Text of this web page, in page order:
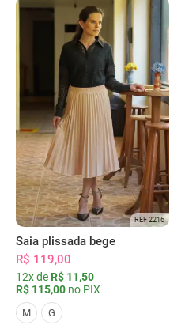
REF 2216
Saia plissada bege
R$ 119,00
12x de R$ 11,50
R$ 115,00 no PIX
M G